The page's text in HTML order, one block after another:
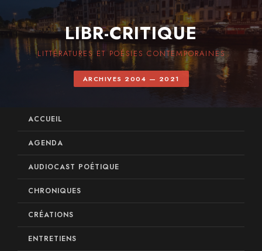
LIBR-CRITIQUE
LITTÉRATURES ET POÉSIES CONTEMPORAINES
ARCHIVES 2004 — 2021
ACCUEIL
AGENDA
AUDIOCAST POÉTIQUE
CHRONIQUES
CRÉATIONS
ENTRETIENS